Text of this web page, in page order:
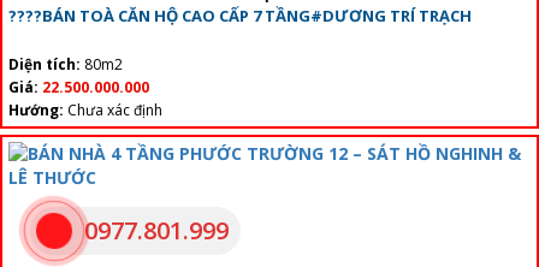
????BÁN TOÀ CĂN HỘ CAO CẤP 7 TẦNG#DƯƠNG TRÍ TRẠCH
Diện tích: 80m2
Giá: 22.500.000.000
Hướng: Chưa xác định
0977.801.999